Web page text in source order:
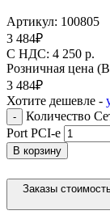
Артикул: 100805
3 484₽
C НДС: 4 250 р.
Розничная цена
3 484₽
Хотите дешевле -
-
Количество
Port PCI-e
В корзину
Заказы